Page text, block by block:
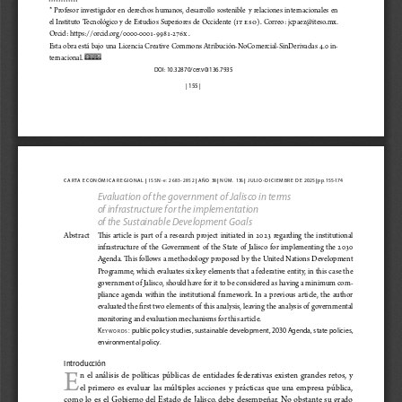
| 155 |
*  Profesor  investigador  en  derechos  humanos,  desarrollo  sostenible  y  relaciones  internacionales  en
el Instituto Tecnológico y de Estudios Superiores de Occidente (ITESO). Correo: jcpaez@iteso.mx.
Orcid: https://orcid.org/0000-0001-9981-276X .
Esta  obra  está  bajo  una  Licencia  Creative  Commons  Atribución-NoComercial-SinDerivadas  4.0  in-
ternacional.
DOI: 10.32870/cer.v0i136.7935
CARTA ECONÓMICA REGIONAL | ISSN - e: 2683-2852 | A Ñ O   38 | N Ú M .   136 | JULIO-DICIEMBRE DE 2025 | pp. 155-174
Evaluation of the government of Jalisco in terms
of infrastructure for the implementation
of the Sustainable Development Goals
Abstract This  article  is  part  of  a  research  project  initiated  in 2023  regarding  the  institutional
infrastructure  of  the  Government  of  the  State  of  Jalisco  for  implementing  the 2030
Agenda. This follows a methodology proposed by the United Nations Development
Programme, which evaluates six key elements that a federative entity, in this case the
government of Jalisco, should have for it to be considered as having a minimum com-
pliance  agenda  within  the  institutional  framework.  In  a  previous  article,  the  author
evaluated the first two elements of this analysis, leaving the analysis of governmental
monitoring and evaluation mechanisms for this article.
Ke y w o rD s: public policy studies, sustainable development, 2030 Agenda, state policies,
environmental policy.
Introducción
En  el  análisis  de  políticas  públicas  de  entidades  federativas  existen  grandes  retos,  y
el  primero  es  evaluar  las  múltiples  acciones  y  prácticas  que  una  empresa  pública,
como  lo  es  el  Gobierno  del  Estado  de  Jalisco,  debe  desempeñar.  No  obstante  su  grado